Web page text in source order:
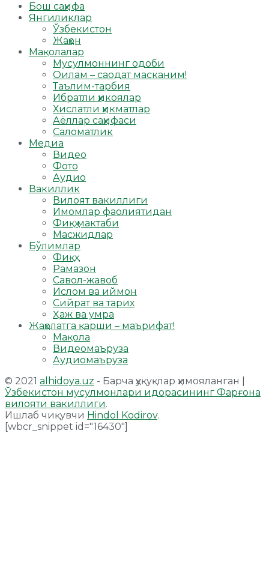
Бош саҳифа
Янгиликлар
Ўзбекистон
Жаҳон
Мақолалар
Мусулмоннинг одоби
Оилам – саодат масканим!
Таълим-тарбия
Ибратли ҳикоялар
Хислатли ҳикматлар
Аёллар саҳифаси
Саломатлик
Медиа
Видео
Фото
Аудио
Вакиллик
Вилоят вакиллиги
Имомлар фаолиятидан
Фиқҳ мактаби
Масжидлар
Бўлимлар
Фиқҳ
Рамазон
Савол-жавоб
Ислом ва иймон
Сийрат ва тарих
Ҳаж ва умра
Жаҳолатга қарши – маърифат!
Мақола
Видеомаъруза
Аудиомаъруза
© 2021 alhidoya.uz - Барча ҳуқуқлар ҳимояланган |
Ўзбекистон мусулмонлари идорасининг Фарғона
вилояти вакиллиги.
Ишлаб чиқувчи Hindol Kodirov.
[wbcr_snippet id="16430"]